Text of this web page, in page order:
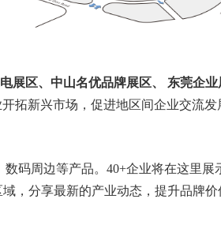
展区、中山名优品牌展区、 东莞企业
拓新兴市场，促进地区间企业交流发
码周边等产品。40+企业将在这里展
，分享最新的产业动态，提升品牌价